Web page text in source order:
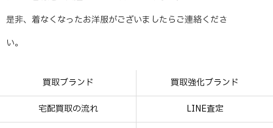
是非、着なくなったお洋服がございましたらご連絡くださ
い。
買取ブランド 買取強化ブランド
宅配買取の流れ LINE査定